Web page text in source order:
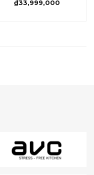
₫33,999,000